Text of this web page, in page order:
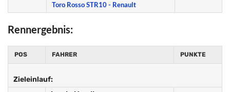
Toro Rosso STR10 - Renault
Rennergebnis:
POS FAHRER PUNKTE
Zieleinlauf: